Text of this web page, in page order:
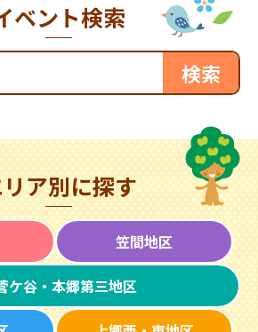
ベント検索
ア別に探す
笠間地区
ケ谷・本郷第三地区